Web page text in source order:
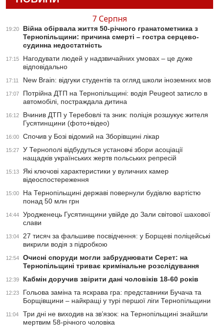
7 Серпня
19:20
Війна обірвала життя 50-річного гранатометника з
Тернопільщини: причина смерті – гостра серцево-
судинна недостатність
17:15
Нагодувати людей у надзвичайних умовах – це дуже
відповідально
17:11 New Brain: відгуки студентів та огляд школи іноземних мов
17:07
Потрійна ДТП на Тернопільщині: водія Peugeot затисло в
автомобілі, постраждала дитина
16:12
Вчинив ДТП у Теребовлі та зник: поліція розшукує жителя
Гусятинщини (фото+відео)
16:00 Спочив у Бозі відомий на Зборівщині лікар
15:27
У Тернополі відбудуться установчі збори асоціації
нащадків українських жертв польських репресій
15:13
Які ключові характеристики у вуличних камер
відеоспостереження
15:00
На Тернопільщині державі повернули будівлю вартістю
понад 50 млн грн
14:44
Уродженець Гусятинщини увійде до Зали світової шахової
слави
13:04
27 тисяч за фальшиве посвідчення: у Борщеві поліцейські
викрили водія з підробкою
12:54
Очисні споруди могли забруднювати Серет: на
Тернопільщині триває кримінальне розслідування
12:39 Кабмін доручив звірити дані чоловіків 18-60 років
12:23
Гольова заміна та яскрава гра: представники Бучача та
Борщівщини – найкращі у турі першої ліги Тернопільщини
11:04
Три дні не виходив на зв’язок: на Тернопільщині знайшли
мертвим 58-річного чоловіка